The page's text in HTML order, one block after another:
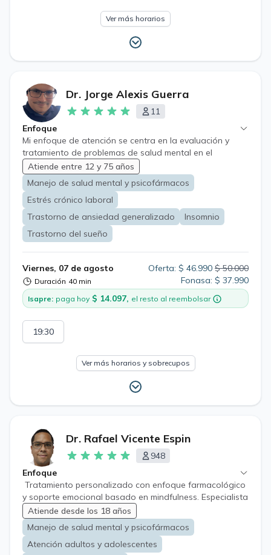
Ver más horarios
Dr. Jorge Alexis Guerra
11
Enfoque
Mi enfoque de atención se centra en la evaluación y
tratamiento de problemas de salud mental en el
contexto de la salud ocupacional, abordando
condiciones como estrés, ansiedad, trastornos del
sueño y otras patologías que impactan el bienestar y
desempeño de las personas. Complemento este enfoque
con formación en Medicina del Sueño para una
evaluación integral cuando corresponde.
Atiende entre 12 y 75 años
Manejo de salud mental y psicofármacos
Estrés crónico laboral
Trastorno de ansiedad generalizado
Insomnio
Trastorno del sueño
Viernes, 07 de agosto
Duración 40 min
Oferta: $ 46.990 $ 50.000
Fonasa: $ 37.990
Isapre: paga hoy $ 14.097, el resto al reembolsar
19:30
Ver más horarios y sobrecupos
Dr. Rafael Vicente Espin
948
Enfoque
Tratamiento personalizado con enfoque farmacológico
y soporte emocional basado en mindfulness. Especialista
en manejo de estrés, burnout y conflictos laborales,
orientando soluciones prácticas adaptadas a la
realidad de cada persona
Atiende desde los 18 años
Manejo de salud mental y psicofármacos
Atención adultos y adolescentes